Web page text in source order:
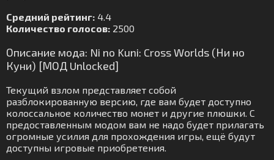
Средний рейтинг: 4.4
Количество голосов: 2500
Описание мода: Ni no Kuni: Cross Worlds (Ни но
Куни) [МОД Unlocked]
Текущий взлом представляет собой
разблокированную версию, где вам будет доступно
колоссальное количество монет и другие плюшки. С
предоставленным модом вам не надо будет прилагать
огромные усилия для прохождения игры, ещё будут
доступны игровые приобретения.